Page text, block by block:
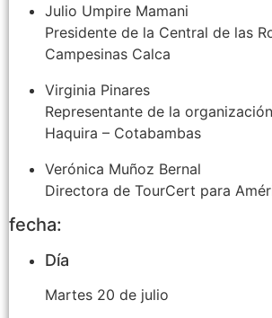
Julio Umpire Mamani
Presidente de la Central de las
Campesinas Calca
Virginia Pinares
Representante de la
Haquira – Cotabambas
Verónica Muñoz Bernal
Directora de TourCert para
fecha:
Día
Martes 20 de julio